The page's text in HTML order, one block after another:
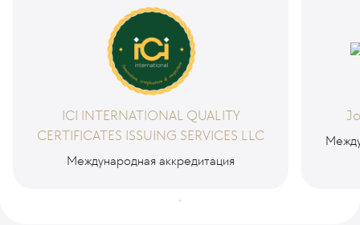
ICI INTERNATIONAL QUALITY
CERTIFICATES ISSUING SERVICES LLC
Международная аккредитация